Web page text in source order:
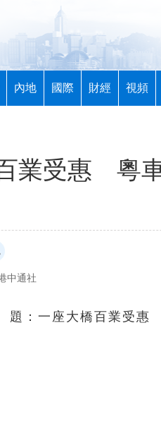
內地 國際 財經 視頻
業受惠 粵
中通社
一座大橋百業受惠